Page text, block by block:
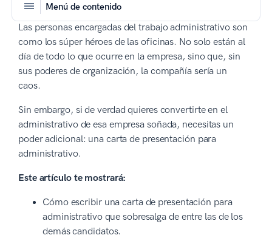
Menú de contenido
Las personas encargadas del trabajo administrativo son
como los súper héroes de las oficinas. No solo están al
día de todo lo que ocurre en la empresa, sino que, sin
sus poderes de organización, la compañía sería un
caos.
Sin embargo, si de verdad quieres convertirte en el
administrativo de esa empresa soñada, necesitas un
poder adicional: una carta de presentación para
administrativo.
Este artículo te mostrará:
Cómo escribir una carta de presentación para
administrativo que sobresalga de entre las de los
demás candidatos.